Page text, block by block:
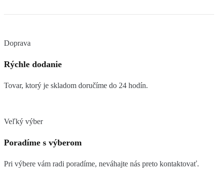
Doprava
Rýchle dodanie
Tovar, ktorý je skladom doručíme do 24 hodín.
Veľký výber
Poradíme s výberom
Pri výbere vám radi poradíme, neváhajte nás preto kontaktovať.